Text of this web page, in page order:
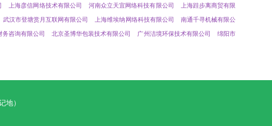
上海彦信网络技术有限公司 河南众立天宜网络科技有限公司
上海跬步离商贸有限
武汉市登塘赏月互联网有限公司 上海维埃纳网络科技有限公司
南通千寻机械有限公
务咨询有限公司 北京圣博华包装技术有限公司 广州洁境环保技术有限公司
绵阳市
地）